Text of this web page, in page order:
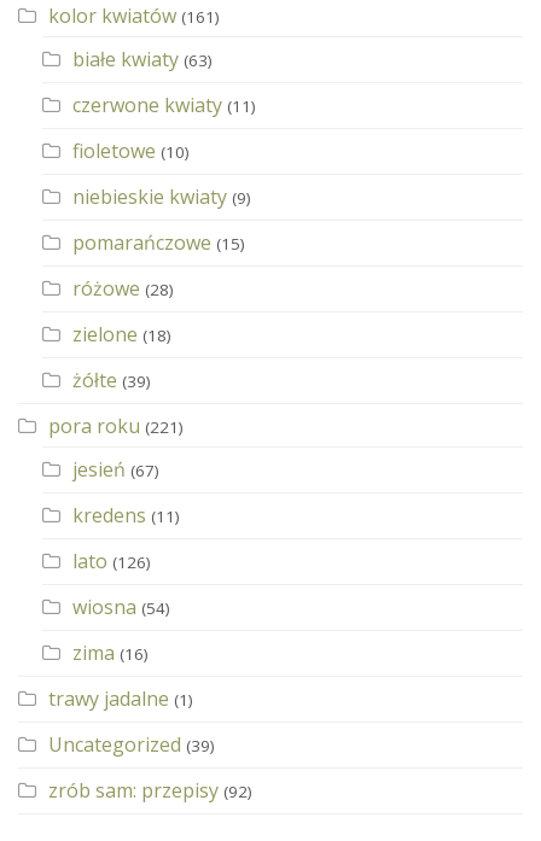
kolor kwiatów (161)
białe kwiaty (63)
czerwone kwiaty (11)
fioletowe (10)
niebieskie kwiaty (9)
pomarańczowe (15)
różowe (28)
zielone (18)
żółte (39)
pora roku (221)
jesień (67)
kredens (11)
lato (126)
wiosna (54)
zima (16)
trawy jadalne (1)
Uncategorized (39)
zrób sam: przepisy (92)